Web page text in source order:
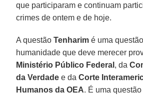
que participaram e continuam
crimes de ontem e de hoje.
A questãoTenharim é uma
humanidade que deve merecer
Ministério Público Federal , da
da Verdade e daCorte
Humanos da OEA. É uma